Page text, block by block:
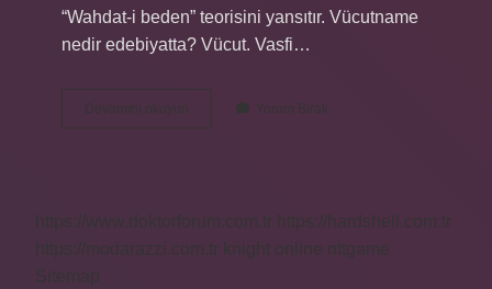
“Wahdat-i beden” teorisini yansıtır. Vücutname
nedir edebiyatta? Vücut. Vasfi…
Devamını okuyun
Dolapname
Nedir
Yorum Bırak
https://www.doktorforum.com.tr
https://hardshell.com.tr
https://modarazzi.com.tr
knight online
nttgame